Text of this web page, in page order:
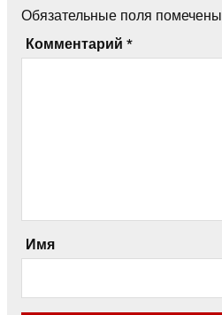
Обязательные поля помечены
Комментарий *
Имя